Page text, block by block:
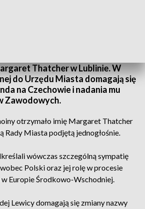
Thatcher w Lublinie. W
do Urzędu Miasta domagają się
na Czechowie i nadania mu
Zawodowych.
otrzymało imię Margaret Thatcher
Rady Miasta podjętą jednogłośnie.
wówczas szczególną sympatię
Polski oraz jej rolę w procesie
Europie Środkowo-Wschodniej.
Lewicy domagają się zmiany nazwy